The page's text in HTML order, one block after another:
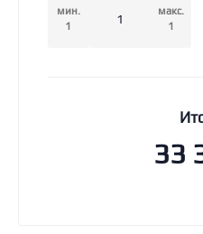
мин.
1
макс.
1
33